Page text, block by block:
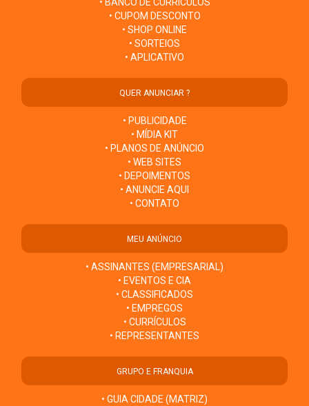
• CUPOM DESCONTO
• SHOP ONLINE
• SORTEIOS
• APLICATIVO
QUER ANUNCIAR ?
• PUBLICIDADE
• MÍDIA KIT
• PLANOS DE ANÚNCIO
• WEB SITES
• DEPOIMENTOS
• ANUNCIE AQUI
• CONTATO
MEU ANÚNCIO
• ASSINANTES (EMPRESARIAL)
• EVENTOS E CIA
• CLASSIFICADOS
• EMPREGOS
• CURRÍCULOS
• REPRESENTANTES
GRUPO E FRANQUIA
• GUIA CIDADE (MATRIZ)